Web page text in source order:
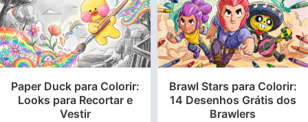
Paper Duck para Colorir:
Looks para Recortar e
Vestir
Brawl Stars para Colorir:
14 Desenhos Grátis dos
Brawlers